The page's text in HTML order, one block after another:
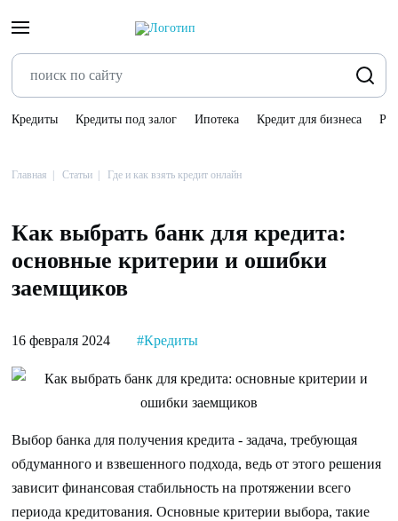
Кредиты Кредиты под залог Ипотека Кредит для бизнеса
Главная Статьи Где и как взять кредит онлайн
Как выбрать банк для кредита:
основные критерии и ошибки
заемщиков
16 февраля 2024 #Кредиты
Выбор банка для получения кредита - задача, требующая
обдуманного и взвешенного подхода, ведь от этого решения
зависит финансовая стабильность на протяжении всего
периода кредитования. Основные критерии выбора, такие